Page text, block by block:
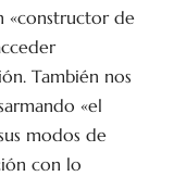
«constructor de
También nos
«el
modos de
con lo